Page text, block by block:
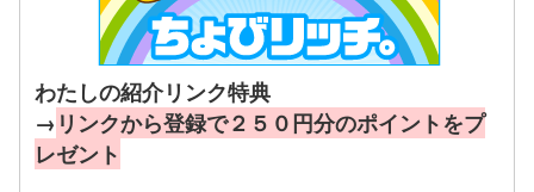
わたしの紹介リンク特典
→ リンクから登録で２５０円分のポイントをプ
レゼント